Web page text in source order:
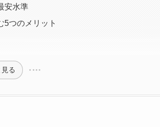
安水準
5つのメリット
る